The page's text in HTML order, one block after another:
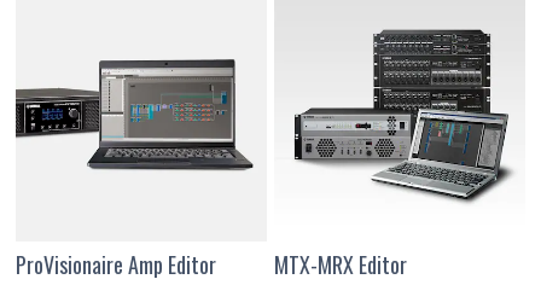
ProVisionaire Amp Editor MTX-MRX Editor